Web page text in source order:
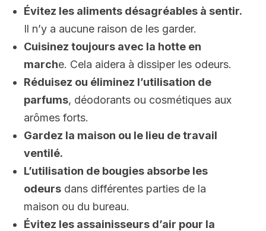
Évitez les aliments désagréables à sentir.
Il n’y a aucune raison de les garder.
Cuisinez toujours avec la hotte en
marche. Cela aidera à dissiper les odeurs.
Réduisez ou éliminez l’utilisation de
parfums, déodorants ou cosmétiques aux
arômes forts.
Gardez la maison ou le lieu de travail
ventilé.
L’utilisation de bougies absorbe les
odeurs dans différentes parties de la
maison ou du bureau.
Évitez les assainisseurs d’air pour la